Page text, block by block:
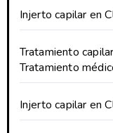
Injerto capilar en
Tratamiento
Tratamiento
Injerto capilar en